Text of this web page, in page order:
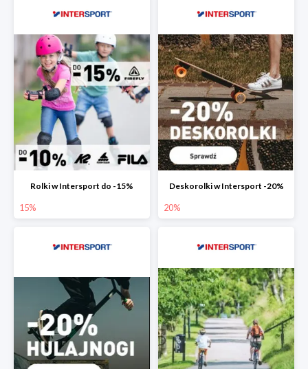
Rolki w Intersport do -15%
15%
Deskorolki w Intersport -20%
20%